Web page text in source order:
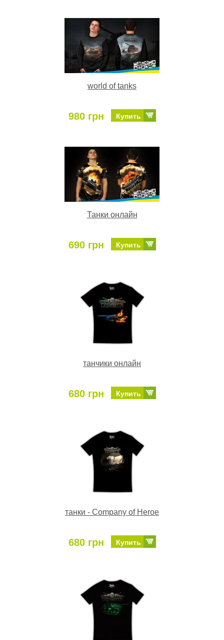
world of tanks
980 грн Купить
Танки онлайн
690 грн Купить
танчики онлайн
680 грн Купить
танки - Company of Heroe
680 грн Купить